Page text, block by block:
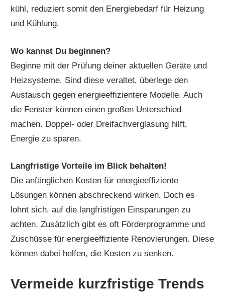
kühl, reduziert somit den Energiebedarf für Heizung
und Kühlung.
Wo kannst Du beginnen?
Beginne mit der Prüfung deiner aktuellen Geräte und
Heizsysteme. Sind diese veraltet, überlege den
Austausch gegen energieeffizientere Modelle. Auch
die Fenster können einen großen Unterschied
machen. Doppel- oder Dreifachverglasung hilft,
Energie zu sparen.
Langfristige Vorteile im Blick behalten!
Die anfänglichen Kosten für energieeffiziente
Lösungen können abschreckend wirken. Doch es
lohnt sich, auf die langfristigen Einsparungen zu
achten. Zusätzlich gibt es oft Förderprogramme und
Zuschüsse für energieeffiziente Renovierungen. Diese
können dabei helfen, die Kosten zu senken.
Vermeide kurzfristige Trends